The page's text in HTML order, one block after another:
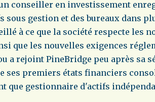
conseiller en investissement
sous gestion et des bureaux dans
à ce que la société respecte les
que les nouvelles exigences
a rejoint PineBridge peu après sa
ses premiers états financiers
que gestionnaire d'actifs